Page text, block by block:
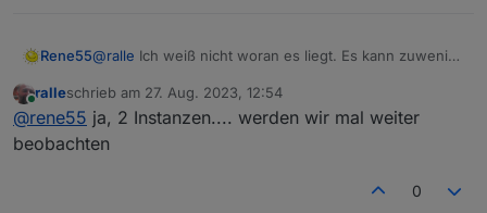
Rene55@ralle Ich weiß nicht woran es liegt. Es kann zuwenig
ein zu häufiger Datenabruf. Du hast zwei Instanzen?
Beide mit der gleichen Häufigkeit?
Online
ralleschrieb am 27. Aug. 2023, 12:54
zuletzt editiert von
@rene55 ja, 2 Instanzen.... werden wir mal weiter
beobachten
0